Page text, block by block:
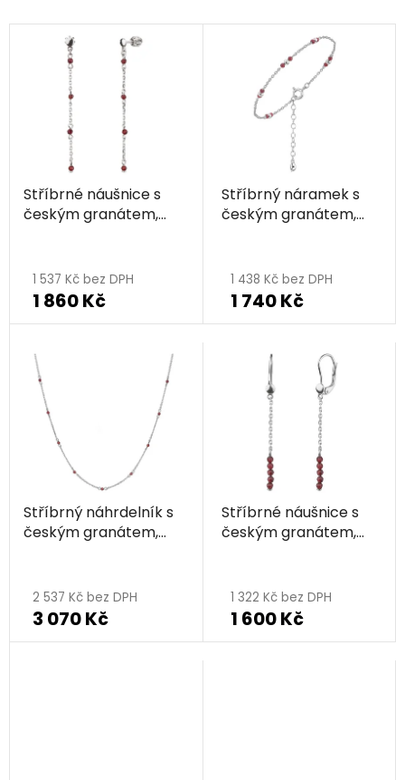
Stříbrné náušnice s
českým granátem,
1 537 Kč bez DPH
1 860 Kč
Stříbrný náramek s
českým granátem,
1 438 Kč bez DPH
1 740 Kč
Stříbrný náhrdelník s
českým granátem,
2 537 Kč bez DPH
3 070 Kč
Stříbrné náušnice s
českým granátem,
1 322 Kč bez DPH
1 600 Kč